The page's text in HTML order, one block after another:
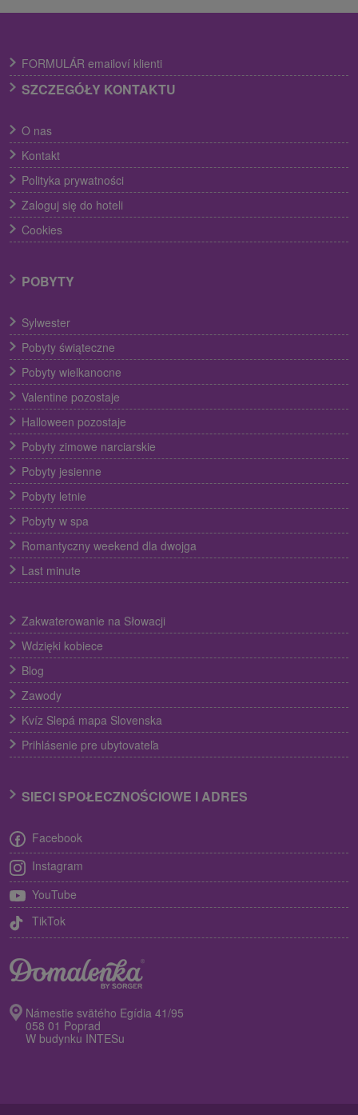
FORMULÁR emailoví klienti
SZCZEGÓŁY KONTAKTU
O nas
Kontakt
Polityka prywatności
Zaloguj się do hoteli
Cookies
POBYTY
Sylwester
Pobyty świąteczne
Pobyty wielkanocne
Valentine pozostaje
Halloween pozostaje
Pobyty zimowe narciarskie
Pobyty jesienne
Pobyty letnie
Pobyty w spa
Romantyczny weekend dla dwojga
Last minute
Zakwaterowanie na Słowacji
Wdzięki kobiece
Blog
Zawody
Kvíz Slepá mapa Slovenska
Prihlásenie pre ubytovateľa
SIECI SPOŁECZNOŚCIOWE I ADRES
Facebook
Instagram
YouTube
TikTok
Námestie svätého Egídia 41/95
058 01 Poprad
W budynku INTESu